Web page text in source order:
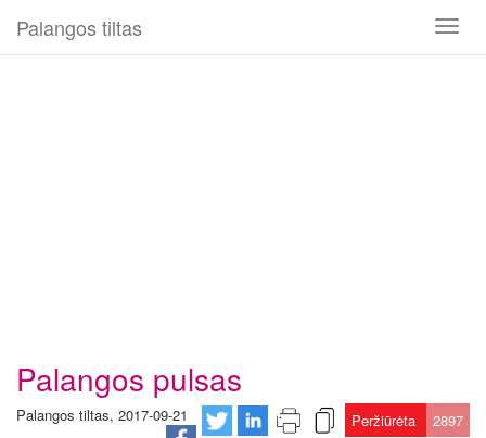
Toggle
Palangos tiltas
Palangos pulsas
Palangos tiltas, 2017-09-21 Peržiūrėta 2897